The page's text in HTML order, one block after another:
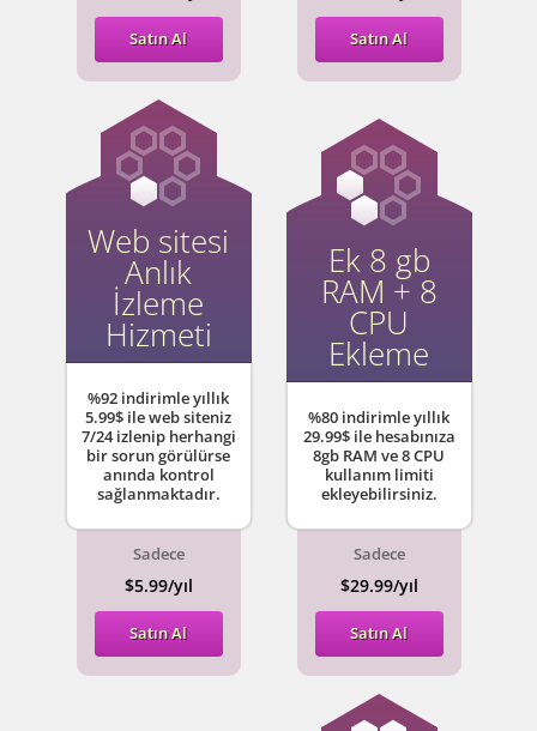
Satın Al Satın Al
Web sitesi
Anlık
İzleme
Hizmeti
%92 indirimle yıllık
5.99$ ile web siteniz
7/24 izlenip herhangi
bir sorun görülürse
anında kontrol
sağlanmaktadır.
Sadece
$5.99/yıl
Satın Al
Ek 8 gb
RAM + 8
CPU
Ekleme
%80 indirimle yıllık
29.99$ ile hesabınıza
8gb RAM ve 8 CPU
kullanım limiti
ekleyebilirsiniz.
Sadece
$29.99/yıl
Satın Al